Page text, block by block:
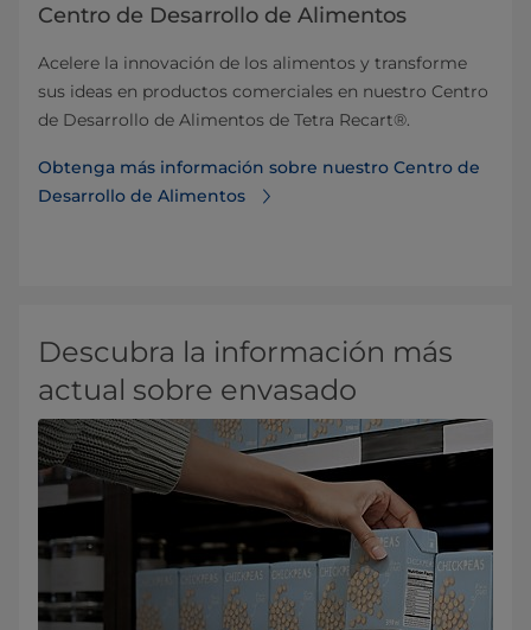
Centro de Desarrollo de Alimentos
Acelere la innovación de los alimentos y transforme
sus ideas en productos comerciales en nuestro Centro
de Desarrollo de Alimentos de Tetra Recart®.
Obtenga más información sobre nuestro Centro de
Desarrollo de Alimentos
Descubra la información más
actual sobre envasado